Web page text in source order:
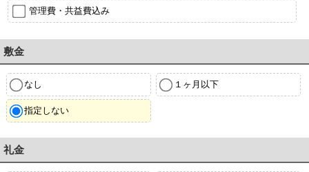
管理費・共益費込み
敷金
なし １ヶ月以下
指定しない
礼金